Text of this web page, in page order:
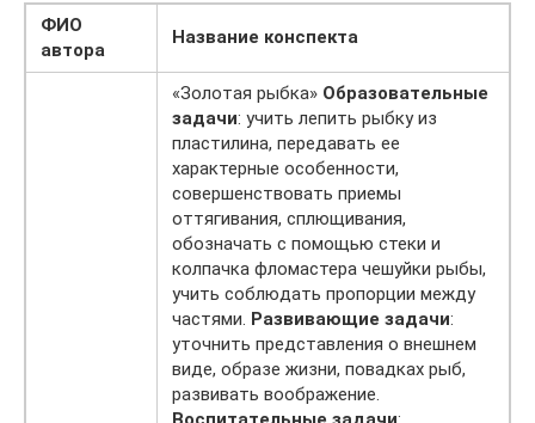
ФИО
автора
Название конспекта
«Золотая рыбка» Образовательные
задачи: учить лепить рыбку из
пластилина, передавать ее
характерные особенности,
совершенствовать приемы
оттягивания, сплющивания,
обозначать с помощью стеки и
колпачка фломастера чешуйки рыбы,
учить соблюдать пропорции между
частями. Развивающие задачи:
уточнить представления о внешнем
виде, образе жизни, повадках рыб,
развивать воображение.